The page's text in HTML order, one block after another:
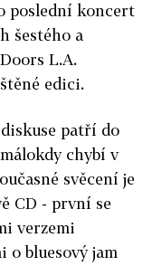
poslední koncert
šestého a
L.A.
edici.
diskuse patří do
chybí v
svěcení je
CD - první se
verzemi
o bluesový jam